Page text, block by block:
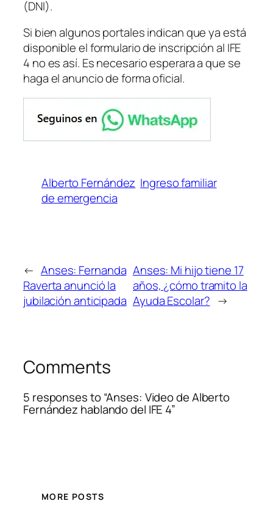
(DNI).
Si bien algunos portales indican que ya está
disponible el formulario de inscripción al IFE
4 no es así. Es necesario esperara a que se
haga el anuncio de forma oficial.
Alberto Fernández Ingreso familiar
de emergencia
← Anses: Fernanda
Raverta anunció la
jubilación anticipada
Anses: Mi hijo tiene 17
años, ¿cómo tramito la
Ayuda Escolar? →
Comments
5 responses to “Anses: Video de Alberto
Fernández hablando del IFE 4”
MORE POSTS